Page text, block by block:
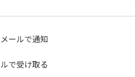
ールで通知
で受け取る